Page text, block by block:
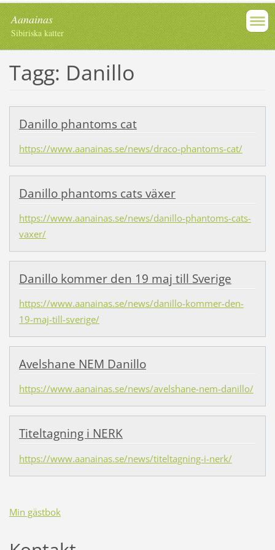
Aanainas
Sibiriska katter
Tagg: Danillo
Danillo phantoms cat
https://www.aanainas.se/news/draco-phantoms-cat/
Danillo phantoms cats växer
https://www.aanainas.se/news/danillo-phantoms-cats-
vaxer/
Danillo kommer den 19 maj till Sverige
https://www.aanainas.se/news/danillo-kommer-den-
19-maj-till-sverige/
Avelshane NEM Danillo
https://www.aanainas.se/news/avelshane-nem-danillo/
Titeltagning i NERK
https://www.aanainas.se/news/titeltagning-i-nerk/
Min gästbok